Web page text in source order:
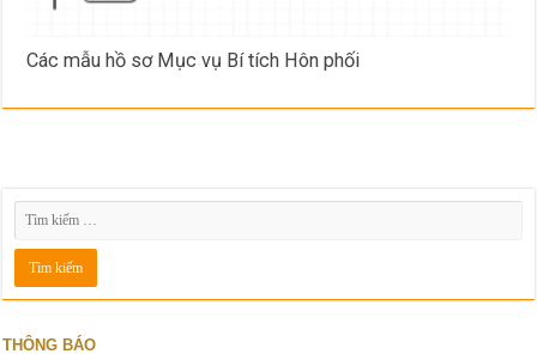
Các mẫu hồ sơ Mục vụ Bí tích Hôn phối
THÔNG BÁO